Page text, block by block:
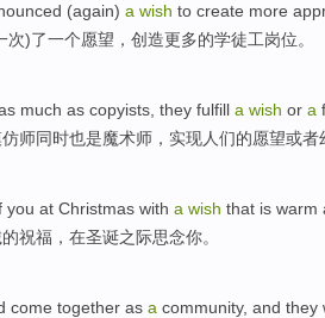
(again) a wish to create more
次)了一个愿望 ， 创造更多的学徒工岗位。
much as copyists they fulfill a wish or a
师同时也是魔术师，实现人们的愿望或者
you at Christmas with a wish that is warm
的祝福 ， 在圣诞之际思念你。
come together as a community, and they